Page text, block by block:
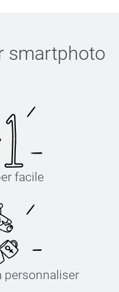
smartphoto
facile
personnaliser